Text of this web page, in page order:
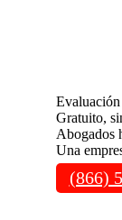
Gratuito,
Abogados
Una
(866)